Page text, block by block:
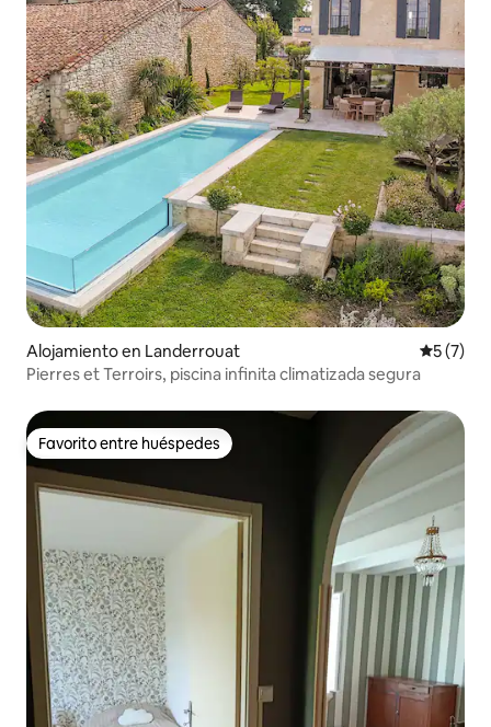
Alojamiento en Landerrouat
5 (7)
Pierres et Terroirs, piscina infinita climatizada segura
Favorito entre huéspedes
Favorito entre huéspedes